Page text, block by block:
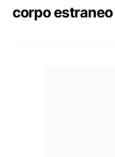
corpo estraneo